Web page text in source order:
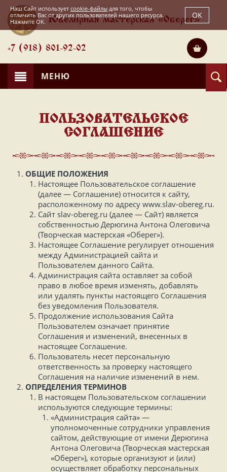
Ювелирная мастерская «Оберег»
+7 (918) 801-92-02
МЕНЮ
ПОЛЬЗОВАТЕЛЬСКОЕ
СОГЛАШЕНИЕ
ОБЩИЕ ПОЛОЖЕНИЯ
Настоящее Пользовательское соглашение
(далее — Соглашение) относится к сайту,
расположенному по адресу www.slav-obereg.ru.
Сайт slav-obereg.ru (далее — Сайт) является
собственностью Дерюгина Антона Олеговича
(Творческая мастерская «Оберег»).
Настоящее Соглашение регулирует отношения
между Администрацией сайта и
Пользователем данного Сайта.
Администрация сайта оставляет за собой
право в любое время изменять, добавлять
или удалять пункты настоящего Соглашения
без уведомления Пользователя.
Продолжение использования Сайта
Пользователем означает принятие
Соглашения и изменений, внесенных в
настоящее Соглашение.
Пользователь несет персональную
ответственность за проверку настоящего
Соглашения на наличие изменений в нем.
ОПРЕДЕЛЕНИЯ ТЕРМИНОВ
В настоящем Пользовательском соглашении
используются следующие термины:
«Администрация сайта» —
уполномоченные сотрудники управления
сайтом, действующие от имени Дерюгина
Антона Олеговича (Творческая мастерская
«Оберег»), которые организуют и (или)
осуществляет обработку персональных
Наш Сайт использует cookie-файлы для того, чтобы
отличить Вас от других пользователей нашего ресурса.
Нажмите OK.
OK